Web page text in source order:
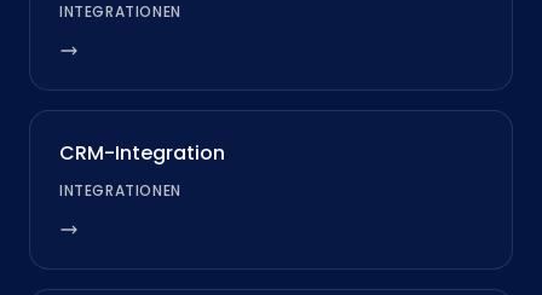
INTEGRATIONEN
CRM-Integration
INTEGRATIONEN